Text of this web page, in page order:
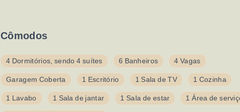
Cômodos
4 Dormitórios, sendo 4 suítes 6 Banheiros 4 Vagas
Garagem Coberta 1 Escritório 1 Sala de TV 1 Cozinha
1 Lavabo 1 Sala de jantar 1 Sala de estar 1 Área de